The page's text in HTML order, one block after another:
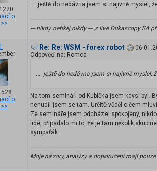
o
... ještě do nedávna jsem si najivně myslel,
--- nikdy neříkej nikdy --- ,z live Dukascopy SA
528
o
Re: Re: WSM - forex robot
Odpověď na: Romca
... ještě do nedávna jsem si najivně myslel,
Na tom semináři od Kubíčka jsem kdysi byl.
nenudil jsem se tam. Určitě věděl o čem
Ze semináře jsem odcházel spokojený,
lidé, připadalo mi to, že je tam několik
sympaťák.
Moje názory, analýzy a doporučení mají